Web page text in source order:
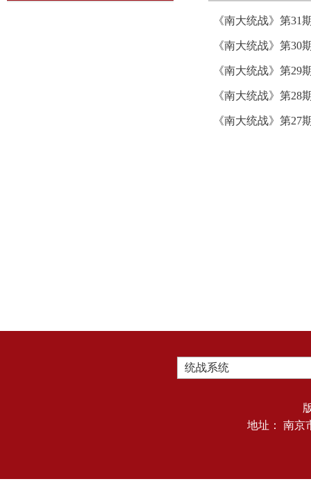
《南大统战》第31
《南大统战》第30
《南大统战》第29
《南大统战》第28
《南大统战》第27
统战系统
地址： 南京